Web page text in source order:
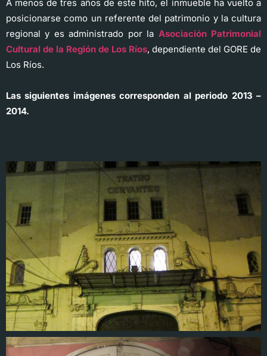
A menos de tres años de este hito, el inmueble ha vuelto a
posicionarse como un referente del patrimonio y la cultura
regional y es administrado por la Asociación Patrimonial
Cultural de la Región de Los Ríos, dependiente del GORE de
Los Ríos.
Las siguientes imágenes corresponden al periodo 2013 –
2014.